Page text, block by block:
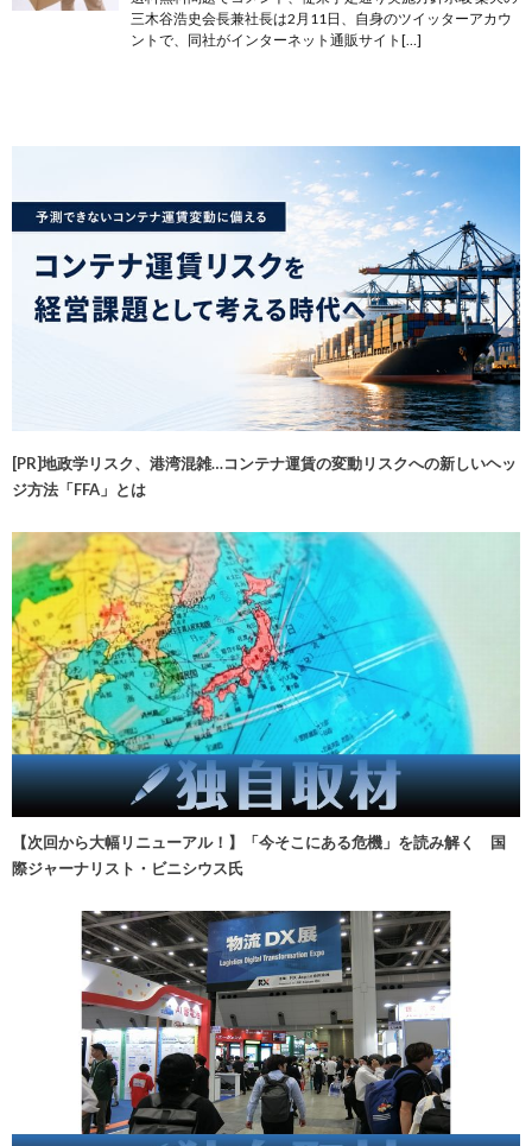
三木谷浩史会長兼社長は2月11日、自身のツイッターアカウ
ントで、同社がインターネット通販サイト[…]
[PR]地政学リスク、港湾混雑…コンテナ運賃の変動リスクへの新しいヘッ
ジ方法「FFA」とは
【次回から大幅リニューアル！】「今そこにある危機」を読み解く 国
際ジャーナリスト・ビニシウス氏